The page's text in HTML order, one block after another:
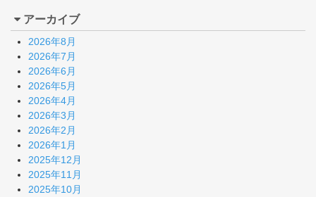
アーカイブ
2026年8月
2026年7月
2026年6月
2026年5月
2026年4月
2026年3月
2026年2月
2026年1月
2025年12月
2025年11月
2025年10月